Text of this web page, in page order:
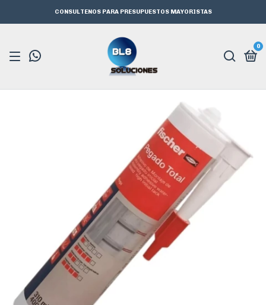
CONSULTENOS PARA PRESUPUESTOS MAYORISTAS
0